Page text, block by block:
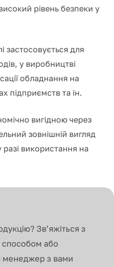
рівень безпеки у
застосовується для
у виробництві
обладнання на
підприємств та ін.
вигідною через
зовнішній вигляд
разі використання на
Зв’яжіться з
або
менеджер з вами